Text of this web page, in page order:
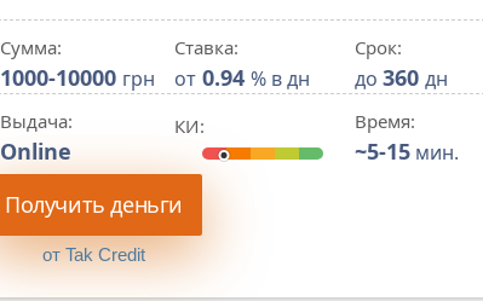
Сумма:
1000-10000 грн
Ставка:
от 0.94 % в дн
Срок:
до 360 дн
Выдача:
Online
КИ: Время:
~5-15 мин.
Получить деньги
от Tak Credit